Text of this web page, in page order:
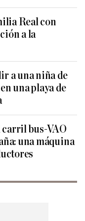
Real con
a la
a una niña de
una playa de
carril bus-VAO
una máquina